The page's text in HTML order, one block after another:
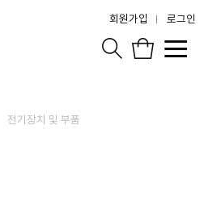
회원가입 로그인
전기장치 및 부품